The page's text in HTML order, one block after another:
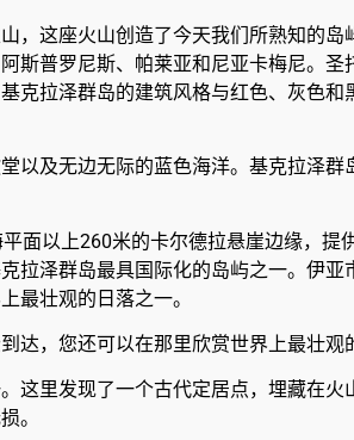
，这座火山创造了今天我们所熟知的岛
斯普罗尼斯、帕莱亚和尼亚卡梅尼。圣
克拉泽群岛的建筑风格与红色、灰色和
以及无边无际的蓝色海洋。基克拉泽群
以上260米的卡尔德拉悬崖边缘，提
泽群岛最具国际化的岛屿之一。伊亚
最壮观的日落之一。
，您还可以在那里欣赏世界上最壮观
这里发现了一个古代定居点，埋藏在火
。